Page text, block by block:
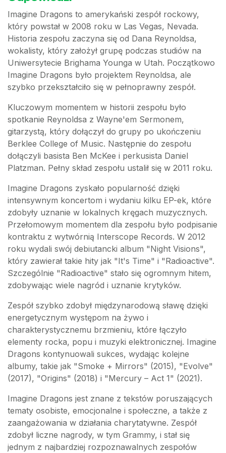
Imagine Dragons to amerykański zespół rockowy,
który powstał w 2008 roku w Las Vegas, Nevada.
Historia zespołu zaczyna się od Dana Reynoldsa,
wokalisty, który założył grupę podczas studiów na
Uniwersytecie Brighama Younga w Utah. Początkowo
Imagine Dragons było projektem Reynoldsa, ale
szybko przekształciło się w pełnoprawny zespół.
Kluczowym momentem w historii zespołu było
spotkanie Reynoldsa z Wayne'em Sermonem,
gitarzystą, który dołączył do grupy po ukończeniu
Berklee College of Music. Następnie do zespołu
dołączyli basista Ben McKee i perkusista Daniel
Platzman. Pełny skład zespołu ustalił się w 2011 roku.
Imagine Dragons zyskało popularność dzięki
intensywnym koncertom i wydaniu kilku EP-ek, które
zdobyły uznanie w lokalnych kręgach muzycznych.
Przełomowym momentem dla zespołu było podpisanie
kontraktu z wytwórnią Interscope Records. W 2012
roku wydali swój debiutancki album "Night Visions",
który zawierał takie hity jak "It's Time" i "Radioactive".
Szczególnie "Radioactive" stało się ogromnym hitem,
zdobywając wiele nagród i uznanie krytyków.
Zespół szybko zdobył międzynarodową sławę dzięki
energetycznym występom na żywo i
charakterystycznemu brzmieniu, które łączyło
elementy rocka, popu i muzyki elektronicznej. Imagine
Dragons kontynuowali sukces, wydając kolejne
albumy, takie jak "Smoke + Mirrors" (2015), "Evolve"
(2017), "Origins" (2018) i "Mercury – Act 1" (2021).
Imagine Dragons jest znane z tekstów poruszających
tematy osobiste, emocjonalne i społeczne, a także z
zaangażowania w działania charytatywne. Zespół
zdobył liczne nagrody, w tym Grammy, i stał się
jednym z najbardziej rozpoznawalnych zespołów